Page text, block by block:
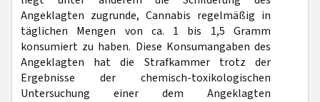
Angeklagten zugrunde, Cannabis regelmäßig in
täglichen Mengen von ca. 1 bis 1,5 Gramm
konsumiert zu haben. Diese Konsumangaben des
Angeklagten hat die Strafkammer trotz der
Ergebnisse der chemisch-toxikologischen
Untersuchung einer dem Angeklagten